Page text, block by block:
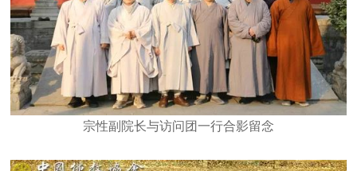
宗性副院长与访问团一行合影留念